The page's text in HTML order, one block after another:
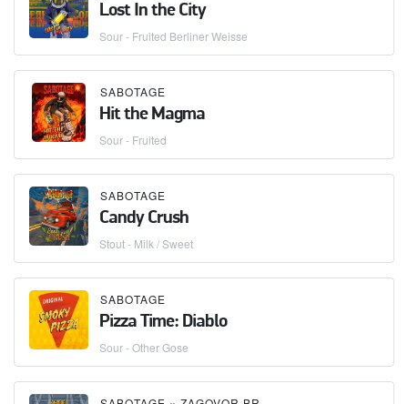
Lost In the City
Sour - Fruited Berliner Weisse
SABOTAGE
Hit the Magma
Sour - Fruited
SABOTAGE
Candy Crush
Stout - Milk / Sweet
SABOTAGE
Pizza Time: Diablo
Sour - Other Gose